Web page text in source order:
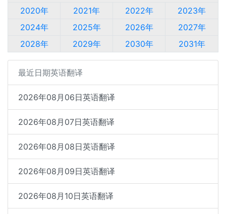
2020年
2021年 2022年
2023年
2024年
2025年 2026年
2027年
2028年
2029年 2030年 2031年
最近日期英语翻译
2026年08月06日英语翻译
2026年08月07日英语翻译
2026年08月08日英语翻译
2026年08月09日英语翻译
2026年08月10日英语翻译